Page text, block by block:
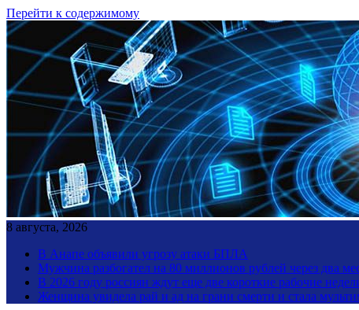
Перейти к содержимому
8 августа, 2026
В Анапе объявили угрозу атаки БПЛА
Мужчина разбогател на 80 миллионов рублей через два
В 2026 году россиян ждут еще две короткие рабочие
Женщина увидела рай и ад на грани смерти и стала